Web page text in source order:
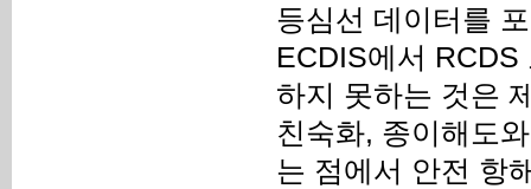
등심선 데이터를
ECDIS에서
하지 못하는 것은
친숙화, 종이해도
는 점에서 안전 항